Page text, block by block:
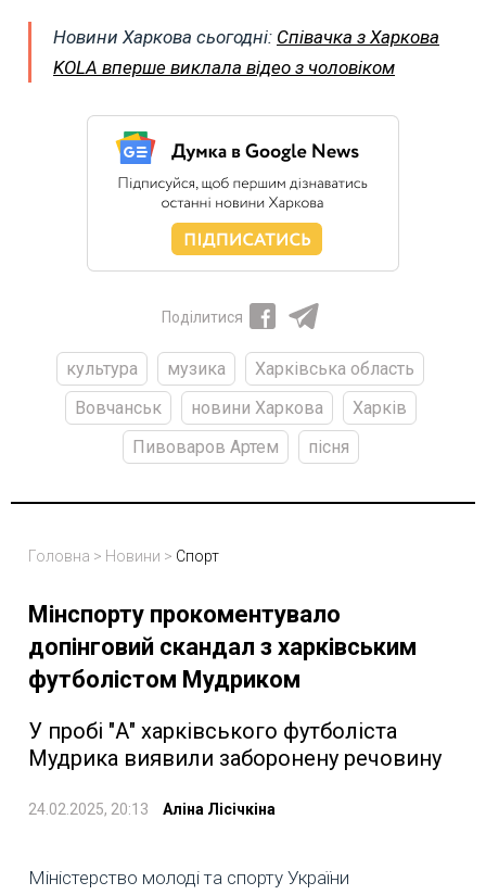
Новини Харкова сьогодні: Співачка з Харкова
KOLA вперше виклала відео з чоловіком
Поділитися
культура музика
Харківська область
Вовчанськ
новини Харкова
Харків
Пивоваров Артем
пісня
Головна > Новини > Спорт
Мінспорту прокоментувало
допінговий скандал з харківським
футболістом Мудриком
У пробі "А" харківського футболіста
Мудрика виявили заборонену речовину
24.02.2025, 20:13 Аліна Лісічкіна
Міністерство молоді та спорту України